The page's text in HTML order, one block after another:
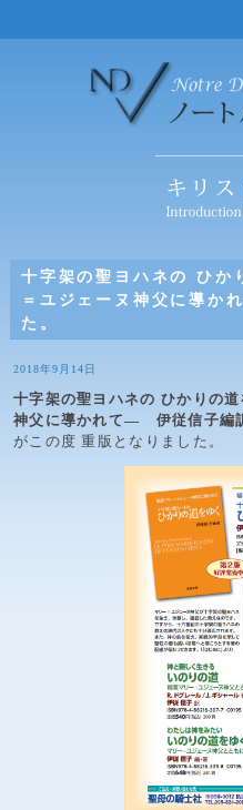
十字架の聖ヨハネの ひか
＝ユジェーヌ神父に導
た。
2018年9月14日
十字架の聖ヨハネの ひかりの
神父に導かれて― 伊従信子編
がこの度 重版となりました。